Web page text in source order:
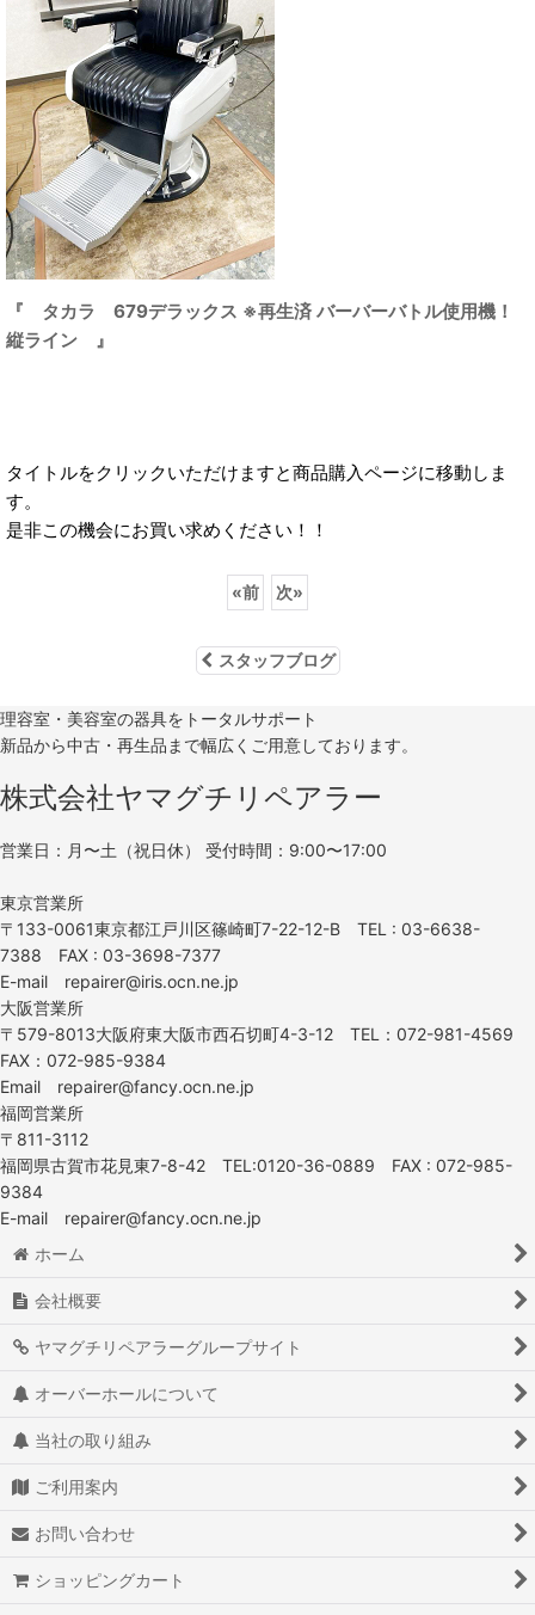
『 タカラ 679デラックス ※再生済 バーバーバトル使用機！
縦ライン 』
タイトルをクリックいただけますと商品購入ページに移動しま
す。
是非この機会にお買い求めください！！
«前 次»
スタッフブログ
理容室・美容室の器具をトータルサポート
新品から中古・再生品まで幅広くご用意しております。
株式会社ヤマグチリペアラー
営業日：月〜土（祝日休） 受付時間：9:00〜17:00
東京営業所
〒133-0061東京都江戸川区篠崎町7-22-12-B TEL : 03-6638-
7388 FAX : 03-3698-7377
E-mail repairer@iris.ocn.ne.jp
大阪営業所
〒579-8013大阪府東大阪市西石切町4-3-12 TEL：072-981-4569
FAX：072-985-9384
Email repairer@fancy.ocn.ne.jp
福岡営業所
〒811-3112
福岡県古賀市花見東7-8-42 TEL:0120-36-0889 FAX : 072-985-
9384
E-mail repairer@fancy.ocn.ne.jp
ホーム
会社概要
ヤマグチリペアラーグループサイト
オーバーホールについて
当社の取り組み
ご利用案内
お問い合わせ
ショッピングカート